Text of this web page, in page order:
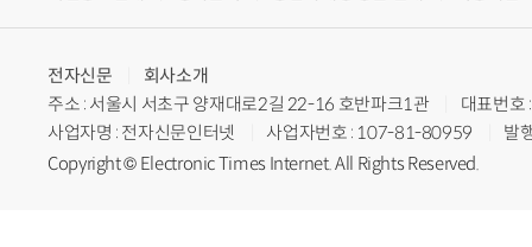
전자신문
회사소개
주소 : 서울시 서초구 양재대로2길 22-16 호반파크1관
대표번
사업자명 : 전자신문인터넷
사업자번호 : 107-81-80959
발
Copyright © Electronic Times Internet. All Rights Reserved.